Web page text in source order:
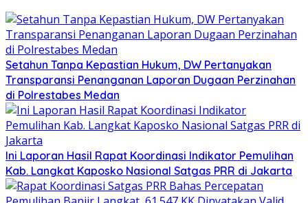
Setahun Tanpa Kepastian Hukum, DW Pertanyakan
Transparansi Penanganan Laporan Dugaan Perzinahan
di Polrestabes Medan
Ini Laporan Hasil Rapat Koordinasi Indikator Pemulihan
Kab. Langkat Kaposko Nasional Satgas PRR di Jakarta